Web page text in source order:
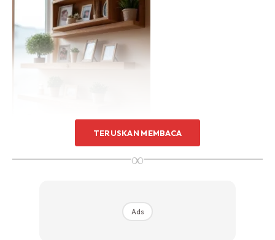
Sentuhan Midas penuh kemewahan dan elegant
untuk kediaman anda.
Rahsia dari IMPIANA, download sekarang di
TERUSKAN MEMBACA
∞
Ads